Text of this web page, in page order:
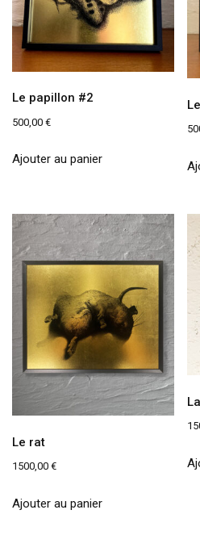
Le papillon #2
500,00 €
Ajouter au panier
Le rat
1500,00 €
Ajouter au panier